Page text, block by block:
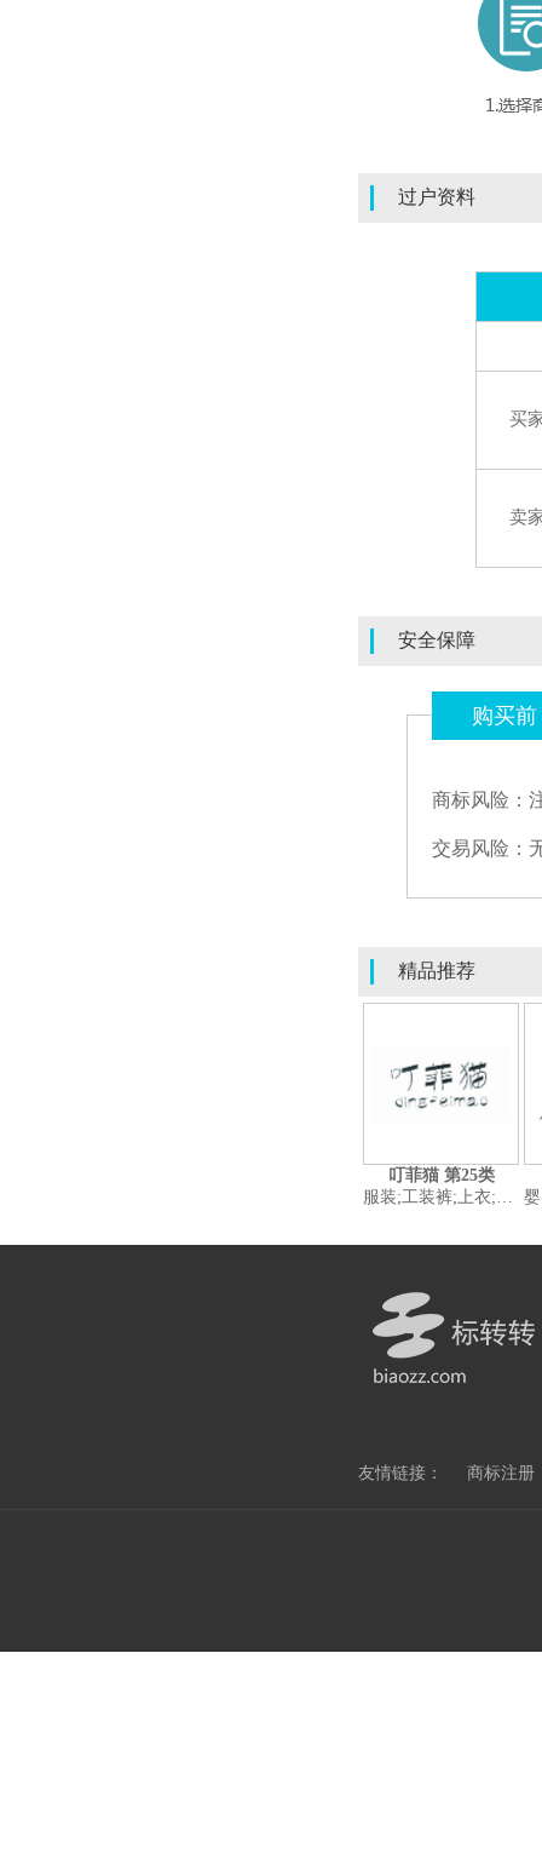
过户资料
买
卖
安全保障
购买前
商标风险：
交易风险：
精品推荐
叮菲猫 第25类
服装;工装裤;上衣;童装;睡衣;内裤;婴儿全套衣;鞋(脚上的穿着物);帽子(头戴);袜
婴儿全套衣
友情链接： 商标注册